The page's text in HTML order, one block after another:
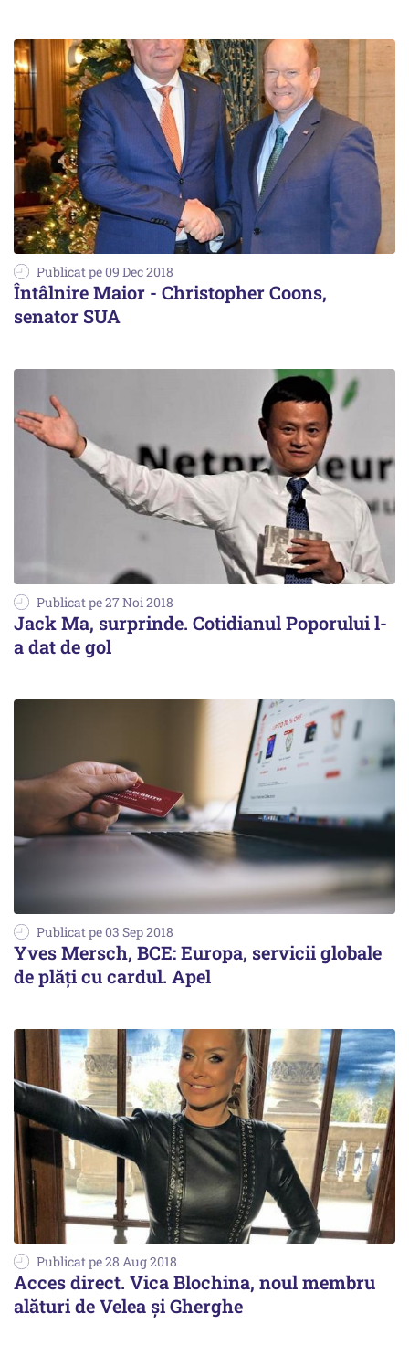
Publicat pe 09 Dec 2018
Întâlnire Maior - Christopher Coons,
senator SUA
Publicat pe 27 Noi 2018
Jack Ma, surprinde. Cotidianul Poporului l-
a dat de gol
Publicat pe 03 Sep 2018
Yves Mersch, BCE: Europa, servicii globale
de plăţi cu cardul. Apel
Publicat pe 28 Aug 2018
Acces direct. Vica Blochina, noul membru
alături de Velea și Gherghe